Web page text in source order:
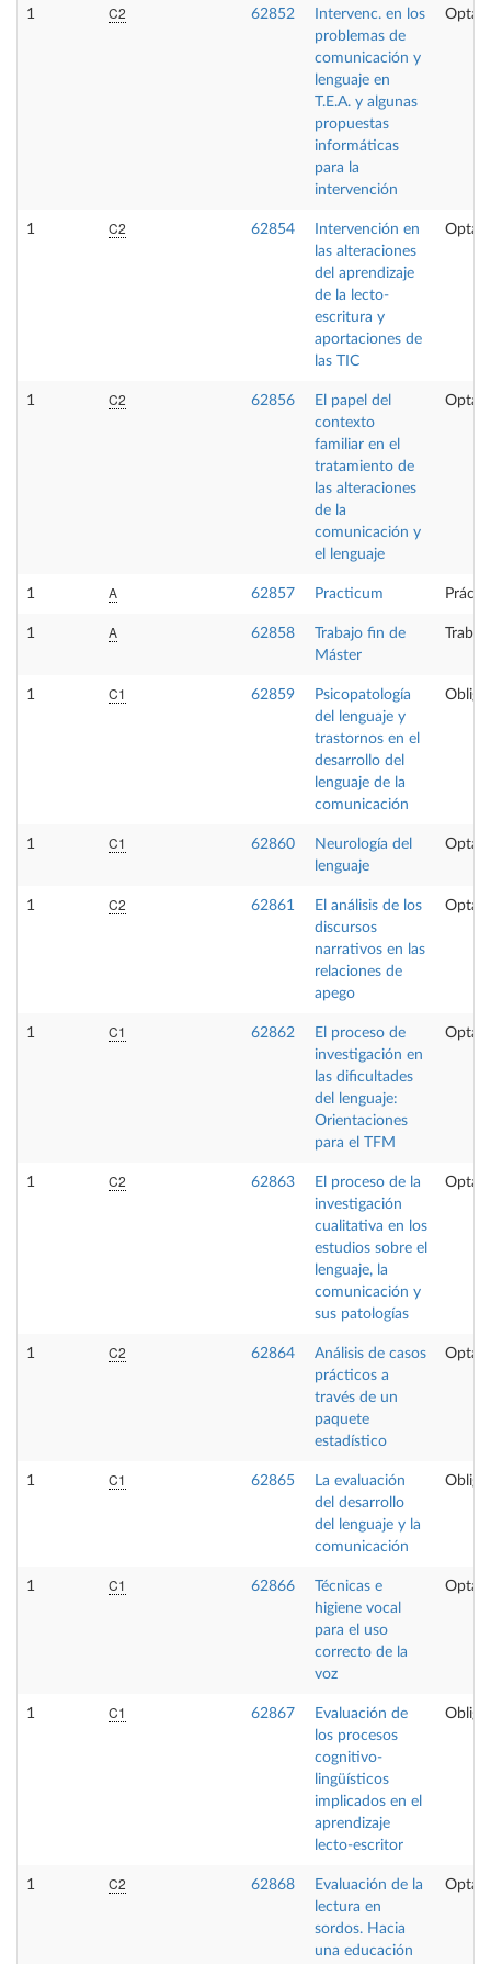
1 C2 62852
Intervenc. en los
problemas de
comunicación y
lenguaje en
T.E.A. y algunas
propuestas
informáticas
para la
intervención
1 C2 62854
Intervención en
las alteraciones
del aprendizaje
de la lecto-
escritura y
aportaciones de
las TIC
1 C2 62856
El papel del
contexto
familiar en el
tratamiento de
las alteraciones
de la
comunicación y
el lenguaje
1 A 62857 Practicum
1 A 62858
Trabajo fin de
Máster
1 C1 62859
Psicopatología
del lenguaje y
trastornos en el
desarrollo del
lenguaje de la
comunicación
1 C1 62860
Neurología del
lenguaje
1 C2 62861
El análisis de los
discursos
narrativos en las
relaciones de
apego
1 C1 62862
El proceso de
investigación en
las dificultades
del lenguaje:
Orientaciones
para el TFM
1 C2 62863
El proceso de la
investigación
cualitativa en los
estudios sobre el
lenguaje, la
comunicación y
sus patologías
1 C2 62864
Análisis de casos
prácticos a
través de un
paquete
estadístico
1 C1 62865
La evaluación
del desarrollo
del lenguaje y la
comunicación
1 C1 62866
Técnicas e
higiene vocal
para el uso
correcto de la
voz
1 C1 62867
Evaluación de
los procesos
cognitivo-
lingüísticos
implicados en el
aprendizaje
lecto-escritor
1 C2 62868
Evaluación de la
lectura en
sordos. Hacia
una educación